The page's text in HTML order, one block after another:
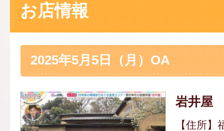
お店情報
2025年5月5日（月）OA
岩井屋
【住所